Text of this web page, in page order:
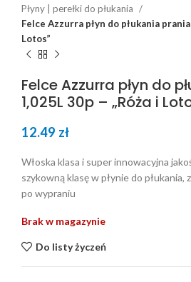
Płyny | perełki do płukania
Felce Azzurra płyn do płukania
Lotos”
Felce Azzurra płyn do
1,025L 30p – „Róża i
12.49 zł
Włoska klasa i super innowacyjna
szykowną klasę w płynie do płukania,
po wypraniu
Brak w magazynie
Do listy życzeń